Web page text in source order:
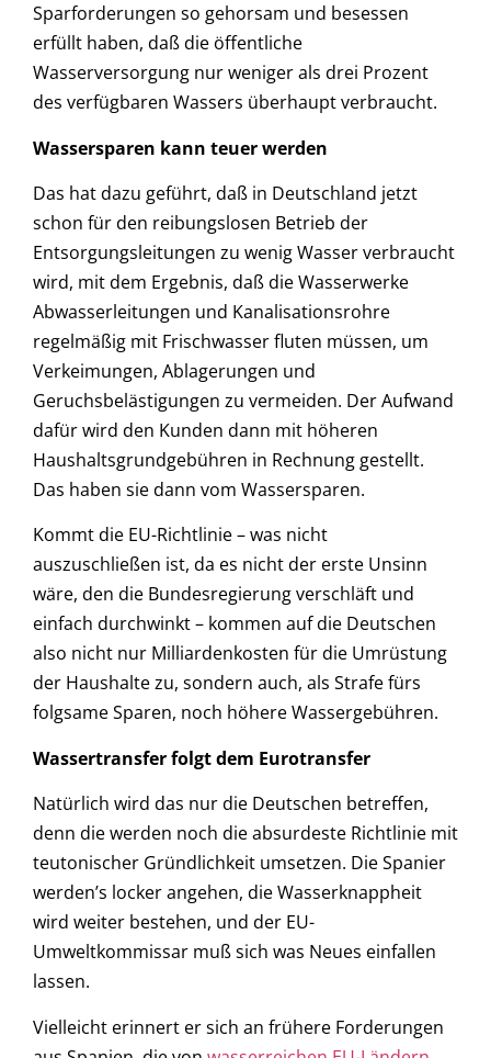
Sparforderungen so gehorsam und besessen
erfüllt haben, daß die öffentliche
Wasserversorgung nur weniger als drei Prozent
des verfügbaren Wassers überhaupt verbraucht.
Wassersparen kann teuer werden
Das hat dazu geführt, daß in Deutschland jetzt
schon für den reibungslosen Betrieb der
Entsorgungsleitungen zu wenig Wasser verbraucht
wird, mit dem Ergebnis, daß die Wasserwerke
Abwasserleitungen und Kanalisationsrohre
regelmäßig mit Frischwasser fluten müssen, um
Verkeimungen, Ablagerungen und
Geruchsbelästigungen zu vermeiden. Der Aufwand
dafür wird den Kunden dann mit höheren
Haushaltsgrundgebühren in Rechnung gestellt.
Das haben sie dann vom Wassersparen.
Kommt die EU-Richtlinie – was nicht
auszuschließen ist, da es nicht der erste Unsinn
wäre, den die Bundesregierung verschläft und
einfach durchwinkt – kommen auf die Deutschen
also nicht nur Milliardenkosten für die Umrüstung
der Haushalte zu, sondern auch, als Strafe fürs
folgsame Sparen, noch höhere Wassergebühren.
Wassertransfer folgt dem Eurotransfer
Natürlich wird das nur die Deutschen betreffen,
denn die werden noch die absurdeste Richtlinie mit
teutonischer Gründlichkeit umsetzen. Die Spanier
werden’s locker angehen, die Wasserknappheit
wird weiter bestehen, und der EU-
Umweltkommissar muß sich was Neues einfallen
lassen.
Vielleicht erinnert er sich an frühere Forderungen